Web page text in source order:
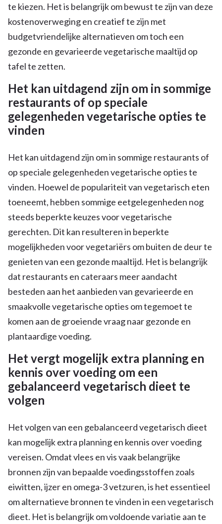
te kiezen. Het is belangrijk om bewust te zijn van deze
kostenoverweging en creatief te zijn met
budgetvriendelijke alternatieven om toch een
gezonde en gevarieerde vegetarische maaltijd op
tafel te zetten.
Het kan uitdagend zijn om in sommige
restaurants of op speciale
gelegenheden vegetarische opties te
vinden
Het kan uitdagend zijn om in sommige restaurants of
op speciale gelegenheden vegetarische opties te
vinden. Hoewel de populariteit van vegetarisch eten
toeneemt, hebben sommige eetgelegenheden nog
steeds beperkte keuzes voor vegetarische
gerechten. Dit kan resulteren in beperkte
mogelijkheden voor vegetariërs om buiten de deur te
genieten van een gezonde maaltijd. Het is belangrijk
dat restaurants en cateraars meer aandacht
besteden aan het aanbieden van gevarieerde en
smaakvolle vegetarische opties om tegemoet te
komen aan de groeiende vraag naar gezonde en
plantaardige voeding.
Het vergt mogelijk extra planning en
kennis over voeding om een
gebalanceerd vegetarisch dieet te
volgen
Het volgen van een gebalanceerd vegetarisch dieet
kan mogelijk extra planning en kennis over voeding
vereisen. Omdat vlees en vis vaak belangrijke
bronnen zijn van bepaalde voedingsstoffen zoals
eiwitten, ijzer en omega-3 vetzuren, is het essentieel
om alternatieve bronnen te vinden in een vegetarisch
dieet. Het is belangrijk om voldoende variatie aan te